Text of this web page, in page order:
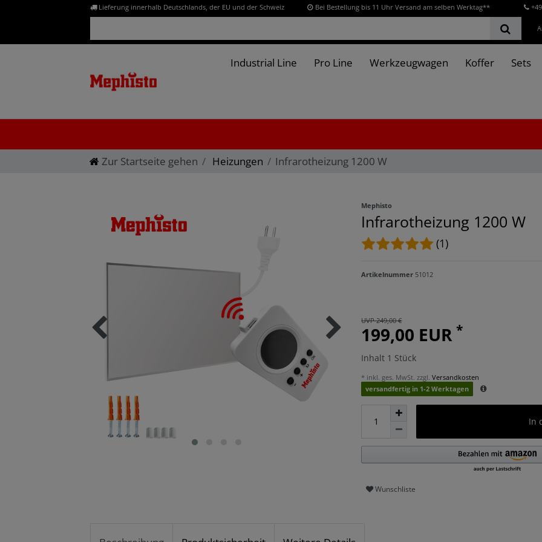
Lieferung innerhalb Deutschlands, der EU und der Schweiz Bei Bestellung bis 11 Uhr Versand am selben Werktag**
Industrial Line Pro Line Werkzeugwagen Koffer Sets
Zur Startseite gehen Heizungen Infrarotheizung 1200 W
Mephisto
Infrarotheizung 1200 W
(1)
Artikelnummer 51012
UVP 249,00 €
199,00 EUR*
Inhalt 1 Stück
* inkl. ges. MwSt. zzgl. Versandkosten
versandfertig in 1-2 Werktagen
In
Wunschliste